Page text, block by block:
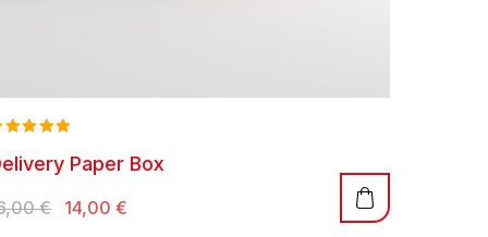
of 5
Paper Box
€ 14,00€